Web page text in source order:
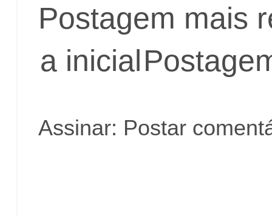
Postagem mais
a inicial
Assinar: Postar